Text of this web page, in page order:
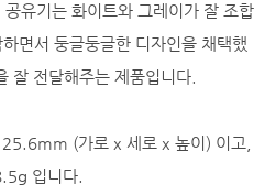
유기는 화이트와 그레이가 잘 조합
면서 둥글둥글한 디자인을 채택했
잘 전달해주는 제품입니다.
(가로 x 세로 x 높이) 이고,
입니다.